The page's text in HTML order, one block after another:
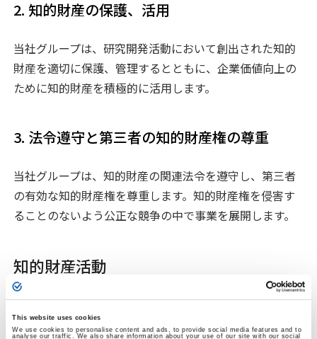
This website uses cookies
We use cookies to personalise content and ads, to provide social media features and to
analyse our traffic. We also share information about your use of our site with our social
2. 知的財産の保護、活用
当社グループは、研究開発活動において創出された知的
財産を適切に保護、管理するとともに、企業価値向上の
ために知的財産を積極的に活用します。
3. 法令遵守と第三者の知的財産権の尊重
当社グループは、知的財産の関連法令を遵守し、第三者
の有効な知的財産権を尊重します。知的財産権を侵害す
ることのないよう公正な競争の中で事業を展開します。
知的財産活動
当社グループは、知的財産に関する基本方針に則り、さ